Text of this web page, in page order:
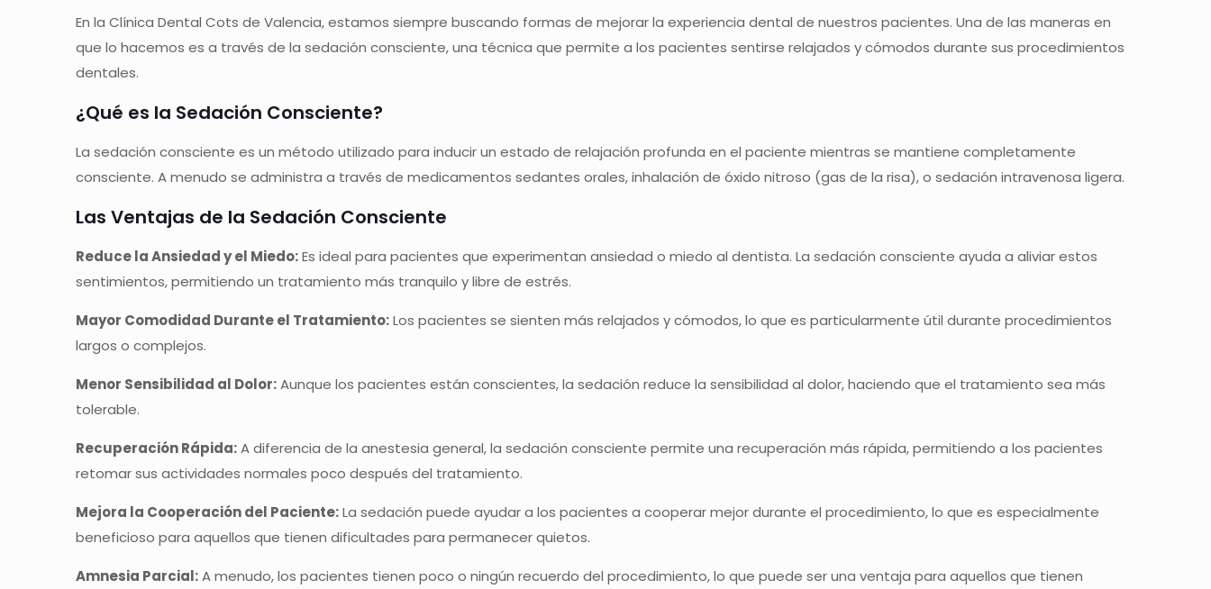
En la Clínica Dental Cots de Valencia, estamos siempre buscando formas de mejorar la experiencia dental de nuestros pacientes. Una de las maneras en
que lo hacemos es a través de la sedación consciente, una técnica que permite a los pacientes sentirse relajados y cómodos durante sus procedimientos
dentales.
¿Qué es la Sedación Consciente?
La sedación consciente es un método utilizado para inducir un estado de relajación profunda en el paciente mientras se mantiene completamente
consciente. A menudo se administra a través de medicamentos sedantes orales, inhalación de óxido nitroso (gas de la risa), o sedación intravenosa ligera.
Las Ventajas de la Sedación Consciente
Reduce la Ansiedad y el Miedo:Es ideal para pacientes que experimentan ansiedad o miedo al dentista. La sedación consciente ayuda a aliviar estos
sentimientos, permitiendo un tratamiento más tranquilo y libre de estrés.
Mayor Comodidad Durante el Tratamiento:Los pacientes se sienten más relajados y cómodos, lo que es particularmente útil durante procedimientos
largos o complejos.
Menor Sensibilidad al Dolor:Aunque los pacientes están conscientes, la sedación reduce la sensibilidad al dolor, haciendo que el tratamiento sea más
tolerable.
Recuperación Rápida:A diferencia de la anestesia general, la sedación consciente permite una recuperación más rápida, permitiendo a los pacientes
retomar sus actividades normales poco después del tratamiento.
Mejora la Cooperación del Paciente:La sedación puede ayudar a los pacientes a cooperar mejor durante el procedimiento, lo que es especialmente
beneficioso para aquellos que tienen dificultades para permanecer quietos.
Amnesia Parcial:A menudo, los pacientes tienen poco o ningún recuerdo del procedimiento, lo que puede ser una ventaja para aquellos que tienen